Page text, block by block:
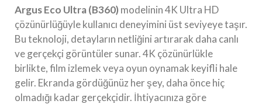
Argus Eco Ultra (B360) modelinin 4K Ultra HD
çözünürlüğüyle kullanıcı deneyimini üst seviyeye taşır.
Bu teknoloji, detayların netliğini artırarak daha canlı
ve gerçekçi görüntüler sunar. 4K çözünürlükle
birlikte, film izlemek veya oyun oynamak keyifli hale
gelir. Ekranda gördüğünüz her şey, daha önce hiç
olmadığı kadar gerçekçidir. İhtiyacınıza göre